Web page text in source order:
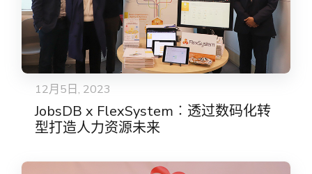
12月5日, 2023
JobsDB x FlexSystem︰透过数码化转
型打造人力资源未来